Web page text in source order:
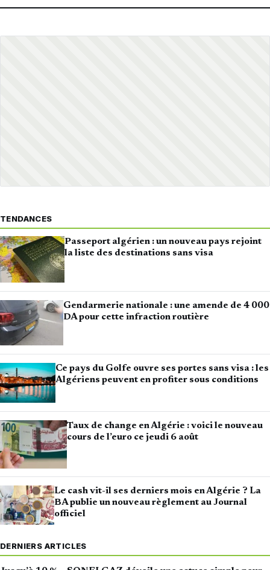
TENDANCES
Passeport algérien : un nouveau pays rejoint
la liste des destinations sans visa
Gendarmerie nationale : une amende de 4 000
DA pour cette infraction routière
Ce pays du Golfe ouvre ses portes sans visa : les
Algériens peuvent en profiter sous conditions
Taux de change en Algérie : voici le nouveau
cours de l’euro ce jeudi 6 août
Le cash vit-il ses derniers mois en Algérie ? La
BA publie un nouveau règlement au Journal
officiel
DERNIERS ARTICLES